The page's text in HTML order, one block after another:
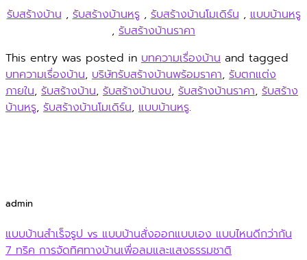
รับสร้างบ้าน , รับสร้างบ้านหรู, รับสร้างบ้านโมเดิร์น , แบบบ้านหรู
, รับสร้างบ้านราคา
This entry was posted in บทความเรื่องบ้าน and tagged
บทความเรื่องบ้าน, บริษัทรับสร้างบ้านพร้อมราคา, รับตกแต่ง
ภายใน, รับสร้างบ้าน, รับสร้างบ้านงบ, รับสร้างบ้านราคา, รับสร้าง
บ้านหรู, รับสร้างบ้านโมเดิร์น, แบบบ้านหรู.
admin
แบบบ้านสำเร็จรูป vs แบบบ้านสั่งออกแบบเอง แบบไหนดีกว่ากัน
7 ทริค การจัดทิศทางบ้านเพื่อลมและแสงธรรมชาติ